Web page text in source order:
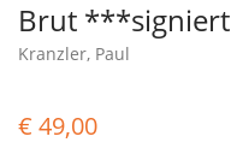
Brut ***signiert
Kranzler, Paul
€ 49,00